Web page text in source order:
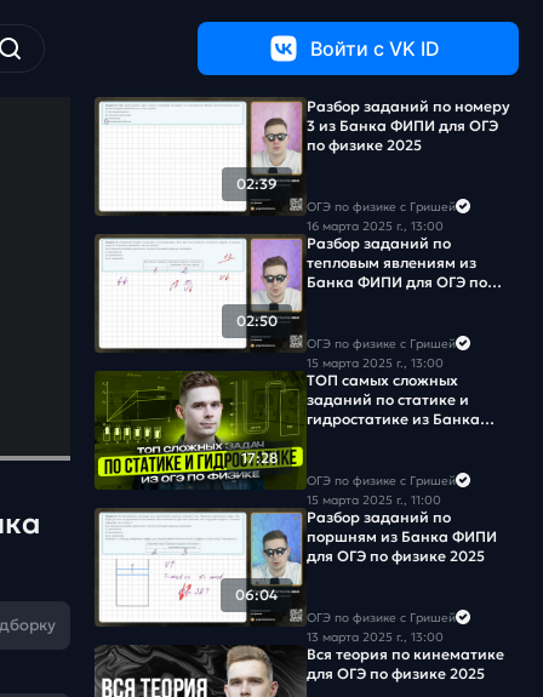
Войти c VK ID
02:39
Разбор заданий по номеру
3 из Банка ФИПИ для ОГЭ
по физике 2025
ОГЭ по физике с Гришей
16 марта 2025 г., 13:00
02:50
Разбор заданий по
тепловым явлениям из
Банка ФИПИ для ОГЭ по
ОГЭ по физике с Гришей
15 марта 2025 г., 13:00
17:28
ТОП самых сложных
заданий по статике и
гидростатике из Банка
ОГЭ по физике с Гришей
15 марта 2025 г., 11:00
06:04
Разбор заданий по
поршням из Банка ФИПИ
для ОГЭ по физике 2025
ОГЭ по физике с Гришей
13 марта 2025 г., 13:00
Вся теория по кинематике
для ОГЭ по физике 2025